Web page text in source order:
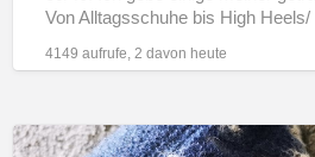
Von Alltagsschuhe bis High
4149 aufrufe, 2 davon heute
Hausschuhe